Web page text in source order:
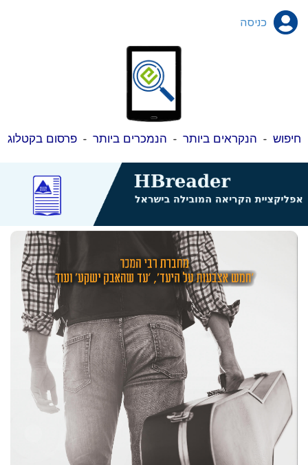
כניסה
חיפוש - הנקראים ביותר - הנמכרים ביותר -פרסום בקטלוג